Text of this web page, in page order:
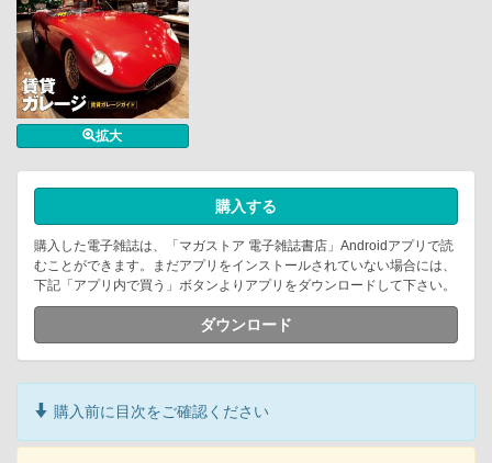
拡大
購入する
購入した電子雑誌は、「マガストア 電子雑誌書店」Androidアプリで読
むことができます。まだアプリをインストールされていない場合には、
下記「アプリ内で買う」ボタンよりアプリをダウンロードして下さい。
ダウンロード
購入前に目次をご確認ください